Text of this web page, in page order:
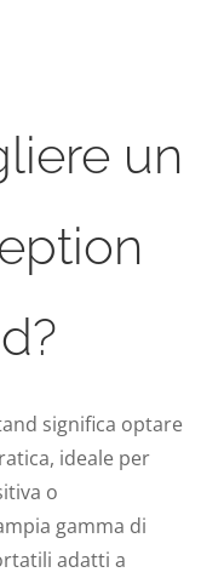
un
significa optare
ideale per
o
gamma di
adatti a